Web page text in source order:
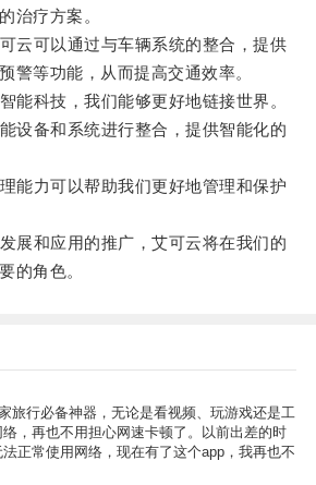
治疗方案。
可以通过与车辆系统的整合，提供
警等功能，从而提高交通效率。
科技，我们能够更好地链接世界。
备和系统进行整合，提供智能化的
力可以帮助我们更好地管理和保护
和应用的推广，艾可云将在我们的
的角色。
旅行必备神器，无论是看视频、玩游戏还是工
，再也不用担心网速卡顿了。以前出差的时
正常使用网络，现在有了这个app，我再也不